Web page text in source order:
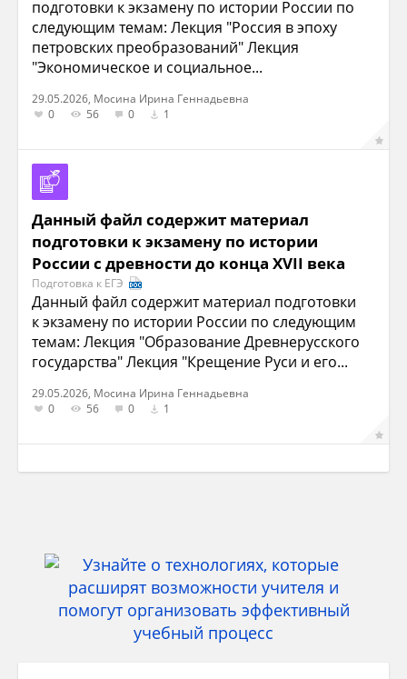
подготовки к экзамену по истории России по
следующим темам: Лекция "Россия в эпоху
петровских преобразований" Лекция
"Экономическое и социальное...
29.05.2026, Мосина Ирина Геннадьевна
0
56 0 1
Данный файл содержит материал
подготовки к экзамену по истории
России с древности до конца XVII века
Подготовка к ЕГЭ
Данный файл содержит материал подготовки
к экзамену по истории России по следующим
темам: Лекция "Образование Древнерусского
государства" Лекция "Крещение Руси и его...
29.05.2026, Мосина Ирина Геннадьевна
0
56 0 1